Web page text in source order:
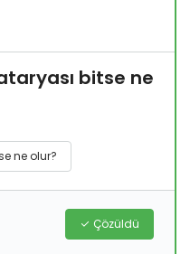
bitse ne
ne olur?
Çözüldü